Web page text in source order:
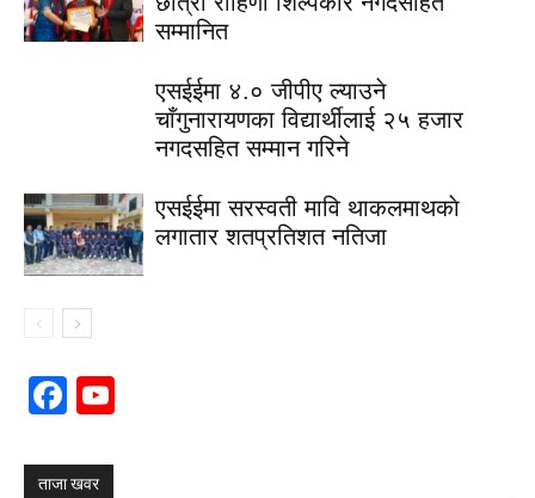
सम्मानित
एसईईमा ४.० जीपीए ल्याउने
चाँगुनारायणका विद्यार्थीलाई २५ हजार
नगदसहित सम्मान गरिने
एसईईमा सरस्वती मावि थाकलमाथकाे
लगातार शतप्रतिशत नतिजा
Facebook
ताजा खवर